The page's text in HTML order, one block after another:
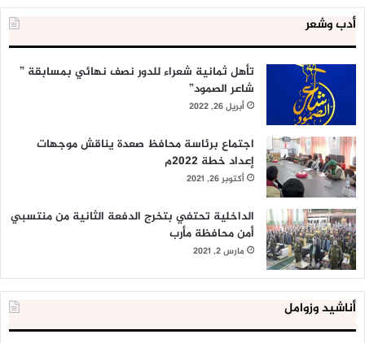
أدب وشعر
تأهل ثمانية شعراء للدور نصف نهائي بمسابقة ”
شاعر الصمود”
أبريل 26, 2022
اجتماع برئاسة محافظ صعدة يناقش موجهات
إعداد خطة 2022م
أكتوبر 26, 2021
الداخلية تحتفي بتخرج الدفعة الثانية من منتسبي
أمن محافظة مأرب
مارس 2, 2021
أناشيد وزوامل